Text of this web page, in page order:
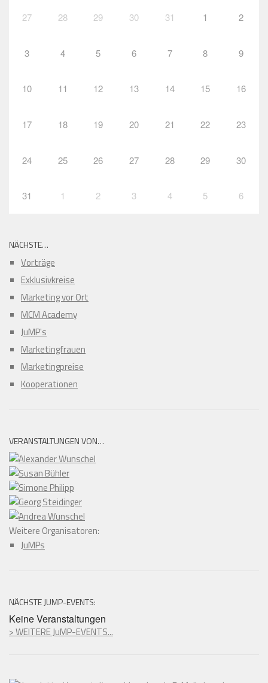
27 28 29 30 31 1 2
3 4 5 6 7 8 9
10 11 12 13 14 15 16
17 18 19 20 21 22 23
24 25 26 27 28 29 30
31 1 2 3 4 5 6
NÄCHSTE…
Vorträge
Exklusivkreise
Marketing vor Ort
MCM Academy
JuMP's
Marketingfrauen
Marketingpreise
Kooperationen
VERANSTALTUNGEN VON…
Weitere Organisatoren:
JuMPs
NÄCHSTE JUMP-EVENTS:
Keine Veranstaltungen
> WEITERE JuMP-EVENTS...